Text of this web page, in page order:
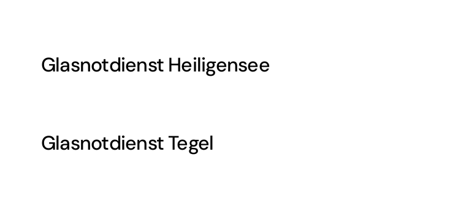
Glasnotdienst Heiligensee
Glasnotdienst Tegel